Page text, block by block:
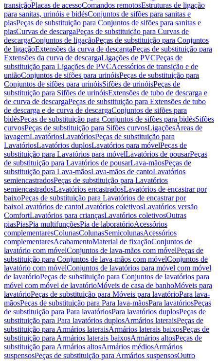
transiçãoPlacas de acessoComandos remotosEstruturas de ligação
para sanitas, urinóis e bidésConjuntos de sifões para sanitas e
piasPeças de substituição para Conjuntos de sifões para sanitas e
piasCurvas de descargaPeças de substituição para Curvas de
descargaConjuntos de ligaçãoPeças de substituição para Conjuntos
de ligaçãoExtensões da curva de descargaPeças de substituição para
Extensões da curva de descargaLigações de PVCPeças de
substituição para Ligações de PVCAcessórios de transição e de
uniãoConjuntos de sifões para urinóisPeças de substituição para
Conjuntos de sifões para urinóisSifões de urinóisPeças de
substituição para Sifões de urinóisExtensões de tubo de descarga e
de curva de descargaPeças de substituição para Extensões de tubo
de descarga e de curva de descargaConjuntos de sifões para
bidésPeças de substituição para Conjuntos de sifões para bidésSifões
curvosPeças de substituição para Sifões curvosLigaçõesÁreas de
lavagemLavatóriosLavatóriosPeças de substituição para
LavatóriosLavatórios duplosLavatórios para móvelPeças de
substituição para Lavatórios para móvelLavatórios de pousarPeças
de substituição para Lavatórios de pousarLava-mãosPeças de
substituição para Lava-mãosLava-mãos de cantoLavatórios
semiencastradosPeças de substituição para Lavatórios
semiencastradosLavatórios encastradosLavatórios de encastrar por
baixoPeças de substituição para Lavatórios de encastrar por
baixoLavatórios de cantoLavatórios coletivosLavatórios versão
ComfortLavatórios para criançasLavatórios coletivosOutras
piasPiasPia multifunçõesPia de laboratórioAcessórios
complementaresColunasColunasSemicolunasAcessórios
complementaresAcabamentoMaterial de fixaçãoConjuntos de
lavatório com móvelConjuntos de lava-mãos com móvelPeças de
substituição para Conjuntos de lava-mãos com móvelConjuntos de
lavatório com móvelConjuntos de lavatórios para móvel com móvel
de lavatórioPeças de substituição para Conjuntos de lavatórios para
móvel com móvel de lavatórioMóveis de casa de banhoMóveis para
lavatórioPeças de substituição para Móveis para lavatórioPara lava-
mãosPeças de substituição para Para lava-mãosPara lavatóriosPeças
de substituição para Para lavatóriosPara lavatórios duplosPeças de
substituição para Para lavatórios duplosArmários lateraisPeças de
substituição para Armários lateraisArmários laterais baixosPeças de
substituição para Armários laterais baixosArmários altosPeças de
substituição para Armários altosArmários médiosArmários
suspensosPeças de substituição para Armários suspensosOutro